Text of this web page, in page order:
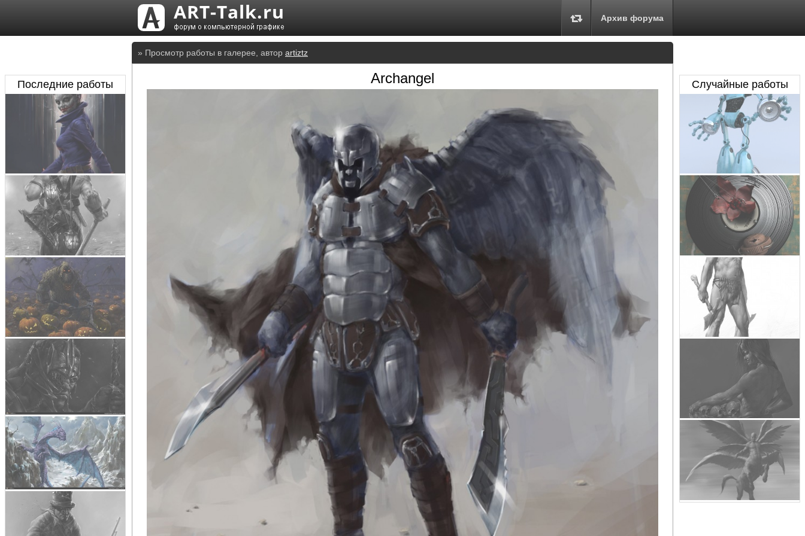
Архив форума
» Просмотр работы в галерее, автор artiztz
Archangel
Последние работы Случайные работы